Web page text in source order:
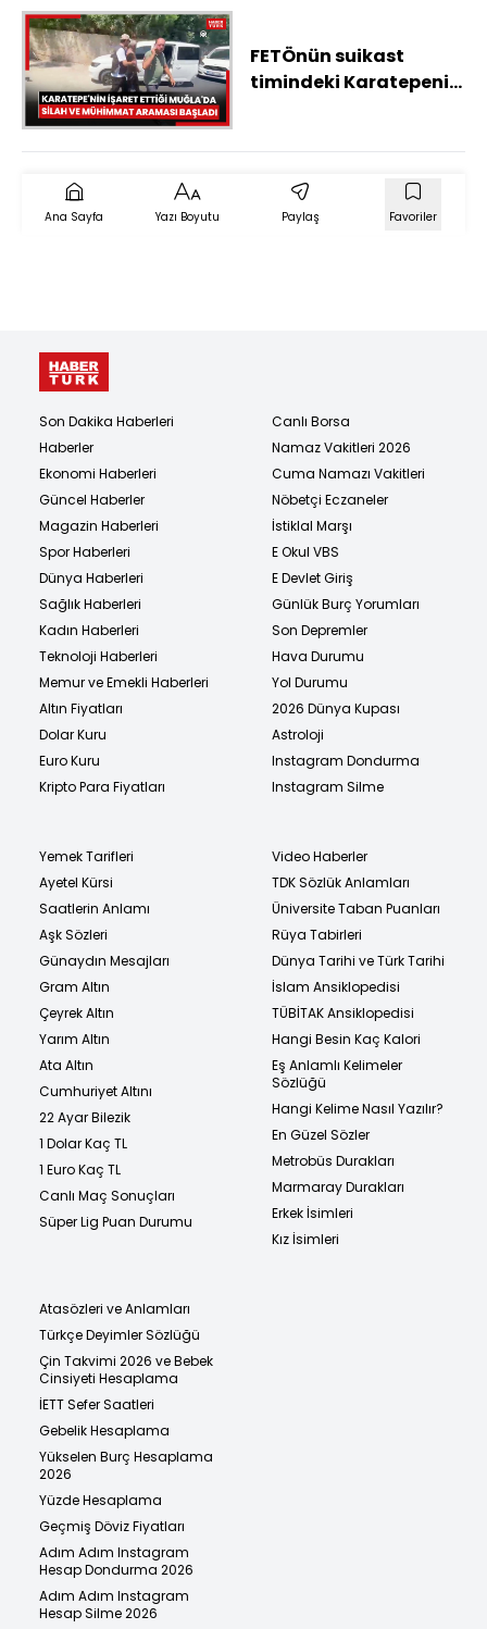
FETÖnün suikast
timindeki Karatepenin
mühimmat aramasına
başlandı
Ana Sayfa Yazı Boyutu Paylaş Favoriler
Son Dakika Haberleri
Haberler
Ekonomi Haberleri
Güncel Haberler
Magazin Haberleri
Spor Haberleri
Dünya Haberleri
Sağlık Haberleri
Kadın Haberleri
Teknoloji Haberleri
Memur ve Emekli Haberleri
Altın Fiyatları
Dolar Kuru
Euro Kuru
Kripto Para Fiyatları
Canlı Borsa
Namaz Vakitleri 2026
Cuma Namazı Vakitleri
Nöbetçi Eczaneler
İstiklal Marşı
E Okul VBS
E Devlet Giriş
Günlük Burç Yorumları
Son Depremler
Hava Durumu
Yol Durumu
2026 Dünya Kupası
Astroloji
Instagram Dondurma
Instagram Silme
Yemek Tarifleri
Ayetel Kürsi
Saatlerin Anlamı
Aşk Sözleri
Günaydın Mesajları
Gram Altın
Çeyrek Altın
Yarım Altın
Ata Altın
Cumhuriyet Altını
22 Ayar Bilezik
1 Dolar Kaç TL
1 Euro Kaç TL
Canlı Maç Sonuçları
Süper Lig Puan Durumu
Video Haberler
TDK Sözlük Anlamları
Üniversite Taban Puanları
Rüya Tabirleri
Dünya Tarihi ve Türk Tarihi
İslam Ansiklopedisi
TÜBİTAK Ansiklopedisi
Hangi Besin Kaç Kalori
Eş Anlamlı Kelimeler
Sözlüğü
Hangi Kelime Nasıl Yazılır?
En Güzel Sözler
Metrobüs Durakları
Marmaray Durakları
Erkek İsimleri
Kız İsimleri
Atasözleri ve Anlamları
Türkçe Deyimler Sözlüğü
Çin Takvimi 2026 ve Bebek
Cinsiyeti Hesaplama
İETT Sefer Saatleri
Gebelik Hesaplama
Yükselen Burç Hesaplama
2026
Yüzde Hesaplama
Geçmiş Döviz Fiyatları
Adım Adım Instagram
Hesap Dondurma 2026
Adım Adım Instagram
Hesap Silme 2026